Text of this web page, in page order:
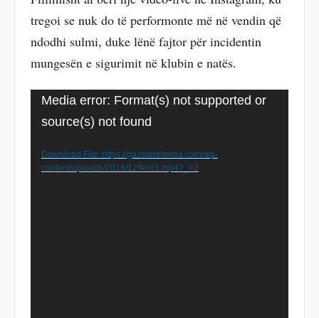
tregoi se nuk do të performonte më në vendin që
ndodhi sulmi, duke lënë fajtor për incidentin
mungesën e sigurimit në klubin e natës.
Video
Player
Media error: Format(s) not supported or
source(s) not found
Download File: https://gazetareforma.com/wp-
content/uploads/2018/12/fero1.mp4?_=2